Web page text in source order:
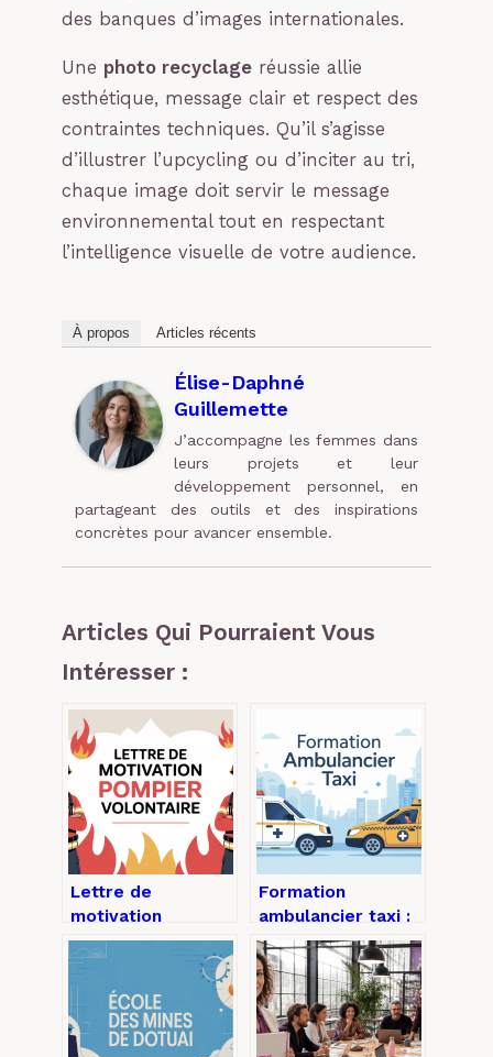
des banques d’images internationales.
Une photo recyclage réussie allie
esthétique, message clair et respect des
contraintes techniques. Qu’il s’agisse
d’illustrer l’upcycling ou d’inciter au tri,
chaque image doit servir le message
environnemental tout en respectant
l’intelligence visuelle de votre audience.
À propos Articles récents
Élise-Daphné
Guillemette
J’accompagne les femmes dans
leurs projets et leur
développement personnel, en
partageant des outils et des inspirations
concrètes pour avancer ensemble.
Articles Qui Pourraient Vous
Intéresser :
Lettre de
motivation
pompier volontaire
: exemples,
conseils et
structure
Formation
ambulancier taxi :
parcours,
débouchés et
conseils pour se
lancer